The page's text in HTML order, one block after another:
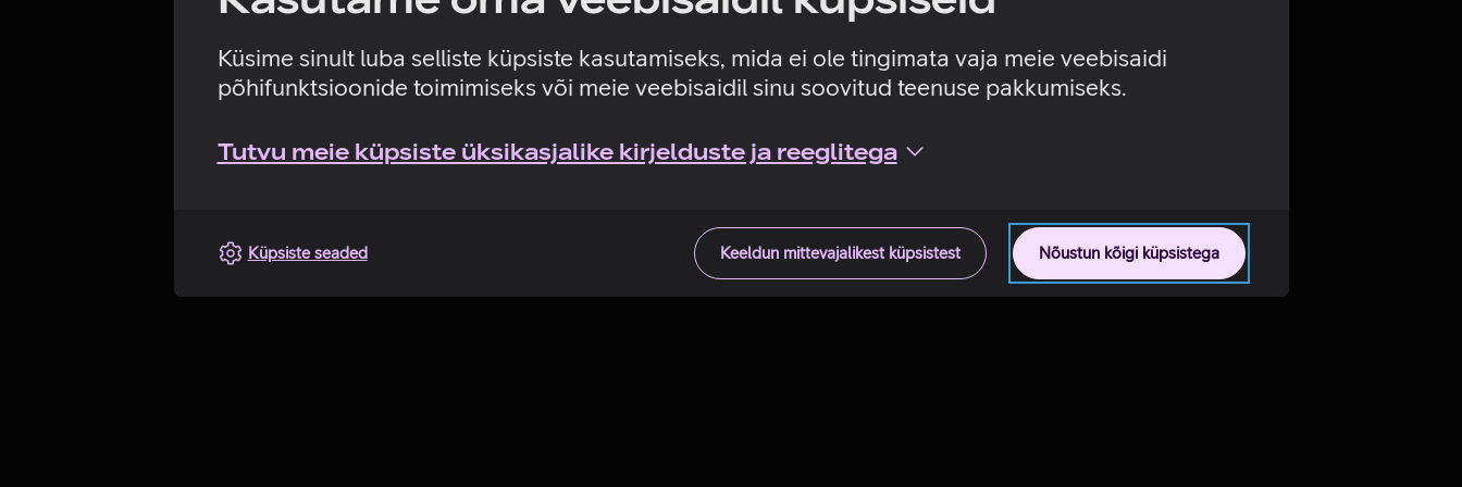
Küsime sinult luba selliste küpsiste kasutamiseks, mida ei ole tingimata vaja meie veebisaidi
põhifunktsioonide toimimiseks või meie veebisaidil sinu soovitud teenuse pakkumiseks.
Tutvu meie küpsiste üksikasjalike kirjelduste ja reeglitega
Nõustun kõigi küpsistega
Keeldun mittevajalikest küpsistest
Küpsiste seaded